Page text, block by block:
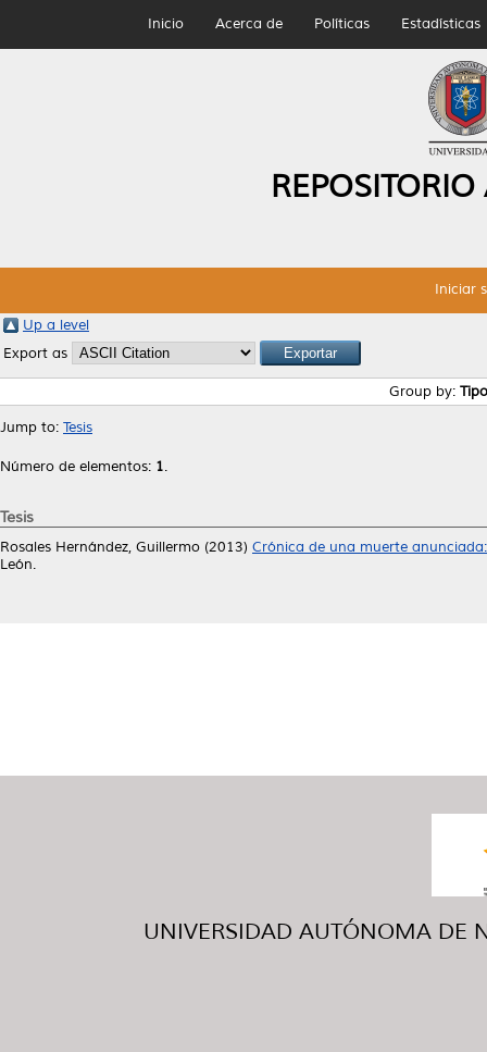
Inicio Acerca de Políticas Estadísticas
Iniciar
Up a level
Export as
Group by:
Jump to: Tesis
Número de elementos: 1.
Tesis
Rosales Hernández, Guillermo (2013) Crónica de una muerte
León.
UNIVERSIDAD AUTÓNOMA DE